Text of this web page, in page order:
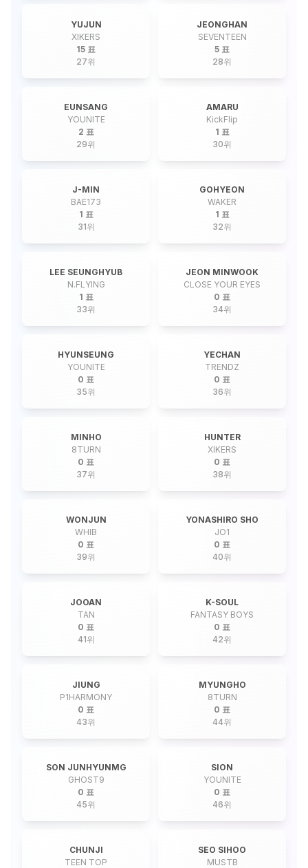
YUJUN
XIKERS
15 표
27위
JEONGHAN
SEVENTEEN
5 표
28위
EUNSANG
YOUNITE
2 표
29위
AMARU
KickFlip
1 표
30위
J-MIN
BAE173
1 표
31위
GOHYEON
WAKER
1 표
32위
LEE SEUNGHYUB
N.FLYING
1 표
33위
JEON MINWOOK
CLOSE YOUR EYES
0 표
34위
HYUNSEUNG
YOUNITE
0 표
35위
YECHAN
TRENDZ
0 표
36위
MINHO
8TURN
0 표
37위
HUNTER
XIKERS
0 표
38위
WONJUN
WHIB
0 표
39위
YONASHIRO SHO
JO1
0 표
40위
JOOAN
TAN
0 표
41위
K-SOUL
FANTASY BOYS
0 표
42위
JIUNG
P1HARMONY
0 표
43위
MYUNGHO
8TURN
0 표
44위
SON JUNHYUNMG
GHOST9
0 표
45위
SION
YOUNITE
0 표
46위
CHUNJI
TEEN TOP
SEO SIHOO
MUSTB